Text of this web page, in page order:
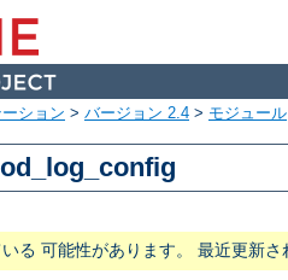
ション > バージョン 2.4 > モジュール
る 可能性があります。 最近更新さ